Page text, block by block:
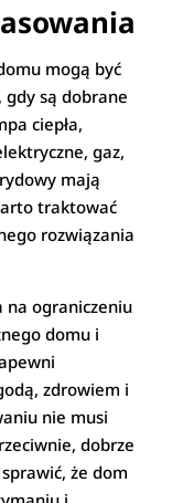
mogą być
gdy są dobrane
ciepła,
gaz,
mają
traktować
rozwiązania
na ograniczeniu
domu i
zdrowiem i
nie musi
dobrze
że dom